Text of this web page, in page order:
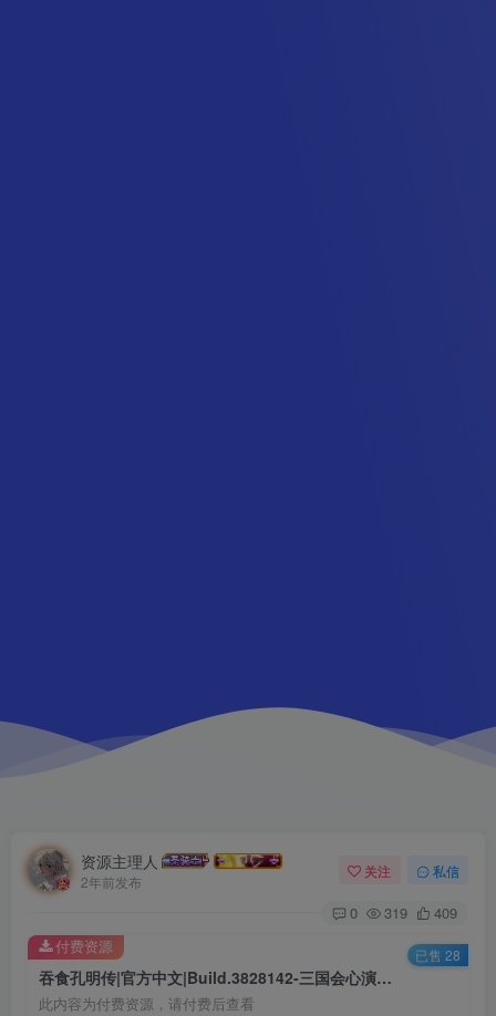
资源主理人
2年前发布
关注 私信
0 319 409
吞食孔明传|官方中文|Build.3828142-三国会心演武|解压即撸|补档|
此内容为付费资源，请付费后查看
付费资源 已售 28